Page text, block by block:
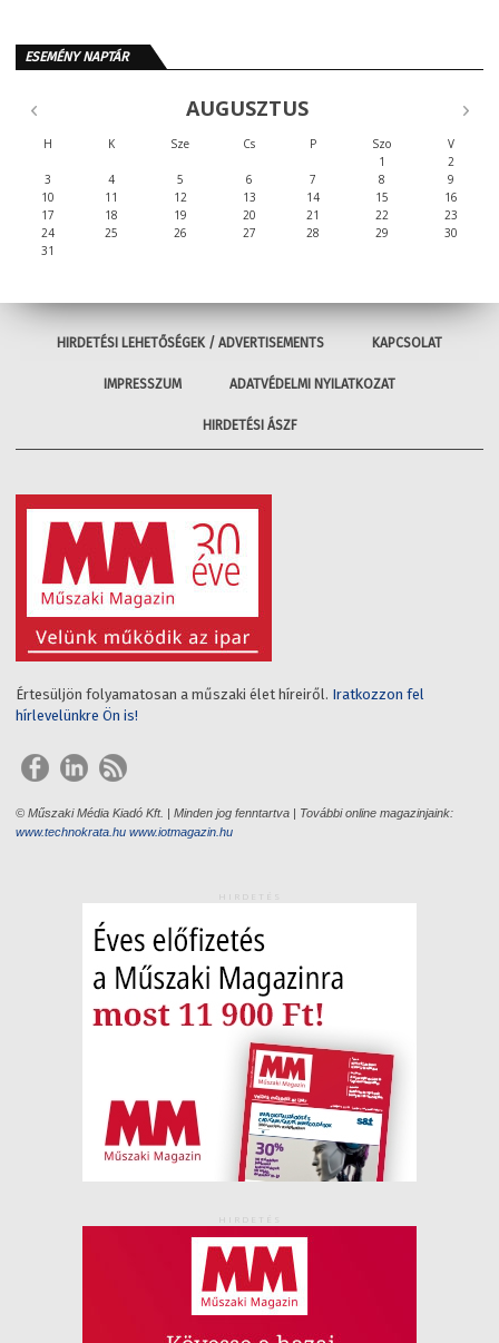
ESEMÉNY NAPTÁR
AUGUSZTUS
H K Sze Cs P Szo
V
1
2
3
4 5 6 7 8
9
10
11 12 13 14 15
16
17
18 19 20 21 22
23
24
25 26 27 28 29
30
31
HIRDETÉSI LEHETŐSÉGEK / ADVERTISEMENTS KAPCSOLAT
IMPRESSZUM ADATVÉDELMI NYILATKOZAT
HIRDETÉSI ÁSZF
Értesüljön folyamatosan a műszaki élet híreiről. Iratkozzon fel
hírlevelünkre Ön is!
© Műszaki Média Kiadó Kft. | Minden jog fenntartva | További online magazinjaink:
www.technokrata.hu www.iotmagazin.hu
HIRDETÉS
HIRDETÉS